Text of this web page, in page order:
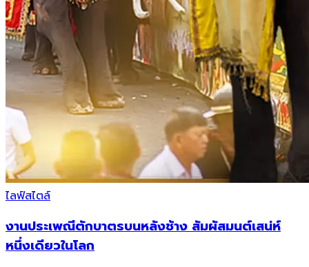
ไลฟ์สไตล์
งานประเพณีตักบาตรบนหลังช้าง สัมผัสมนต์เสน่ห์
หนึ่งเดียวในโลก